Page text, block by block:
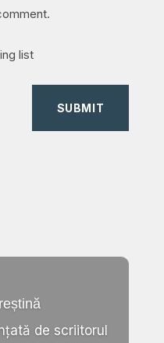
list
SUBMIT
de scriitorul